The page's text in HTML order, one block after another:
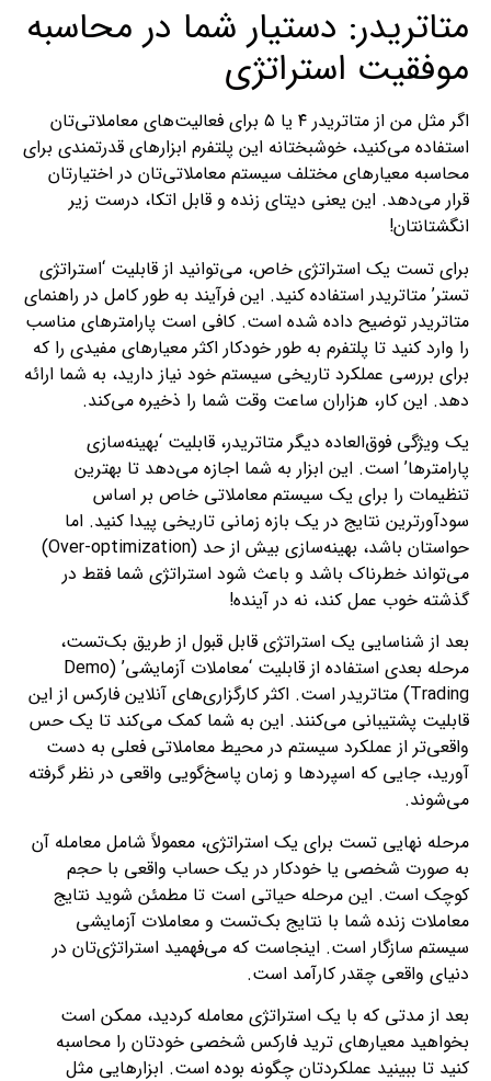
متاتریدر: دستیار شما در محاسبه
موفقیت استراتژی
اگر مثل من از متاتریدر ۴ یا ۵ برای فعالیت‌های معاملاتی‌تان
استفاده می‌کنید، خوشبختانه این پلتفرم ابزارهای قدرتمندی برای
محاسبه معیارهای مختلف سیستم معاملاتی‌تان در اختیارتان
قرار می‌دهد. این یعنی دیتای زنده و قابل اتکا، درست زیر
انگشتانتان!
برای تست یک استراتژی خاص، می‌توانید از قابلیت ‘استراتژی
تستر’ متاتریدر استفاده کنید. این فرآیند به طور کامل در راهنمای
متاتریدر توضیح داده شده است. کافی است پارامترهای مناسب
را وارد کنید تا پلتفرم به طور خودکار اکثر معیارهای مفیدی را که
برای بررسی عملکرد تاریخی سیستم خود نیاز دارید، به شما ارائه
دهد. این کار، هزاران ساعت وقت شما را ذخیره می‌کند.
یک ویژگی فوق‌العاده دیگر متاتریدر، قابلیت ‘بهینه‌سازی
پارامترها’ است. این ابزار به شما اجازه می‌دهد تا بهترین
تنظیمات را برای یک سیستم معاملاتی خاص بر اساس
سودآورترین نتایج در یک بازه زمانی تاریخی پیدا کنید. اما
حواستان باشد، بهینه‌سازی بیش از حد (Over-optimization)
می‌تواند خطرناک باشد و باعث شود استراتژی شما فقط در
گذشته خوب عمل کند، نه در آینده!
بعد از شناسایی یک استراتژی قابل قبول از طریق بک‌تست،
مرحله بعدی استفاده از قابلیت ‘معاملات آزمایشی’ (Demo
Trading) متاتریدر است. اکثر کارگزاری‌های آنلاین فارکس از این
قابلیت پشتیبانی می‌کنند. این به شما کمک می‌کند تا یک حس
واقعی‌تر از عملکرد سیستم در محیط معاملاتی فعلی به دست
آورید، جایی که اسپردها و زمان پاسخ‌گویی واقعی در نظر گرفته
می‌شوند.
مرحله نهایی تست برای یک استراتژی، معمولاً شامل معامله آن
به صورت شخصی یا خودکار در یک حساب واقعی با حجم
کوچک است. این مرحله حیاتی است تا مطمئن شوید نتایج
معاملات زنده شما با نتایج بک‌تست و معاملات آزمایشی
سیستم سازگار است. اینجاست که می‌فهمید استراتژی‌تان در
دنیای واقعی چقدر کارآمد است.
بعد از مدتی که با یک استراتژی معامله کردید، ممکن است
بخواهید معیارهای ترید فارکس شخصی خودتان را محاسبه
کنید تا ببینید عملکردتان چگونه بوده است. ابزارهایی مثل